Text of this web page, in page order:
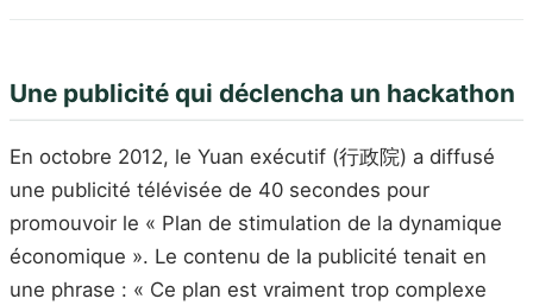
Une publicité qui déclencha un hackathon
En octobre 2012, le Yuan exécutif (行政院) a diffusé
une publicité télévisée de 40 secondes pour
promouvoir le « Plan de stimulation de la dynamique
économique ». Le contenu de la publicité tenait en
une phrase : « Ce plan est vraiment trop complexe